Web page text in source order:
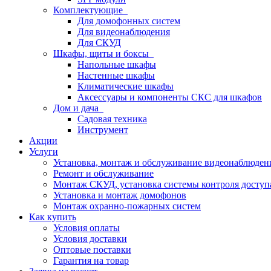
Комплектующие
Для домофонных систем
Для видеонаблюдения
Для СКУД
Шкафы, щиты и боксы
Напольные шкафы
Настенные шкафы
Климатические шкафы
Аксессуары и компоненты СКС для шкафов
Дом и дача
Садовая техника
Инструмент
Акции
Услуги
Установка, монтаж и обслуживание
Ремонт и обслуживание
Монтаж СКУД, установка системы контроля
Установка и монтаж домофонов
Монтаж охранно-пожарных систем
Как купить
Условия оплаты
Условия доставки
Оптовые поставки
Гарантия на товар